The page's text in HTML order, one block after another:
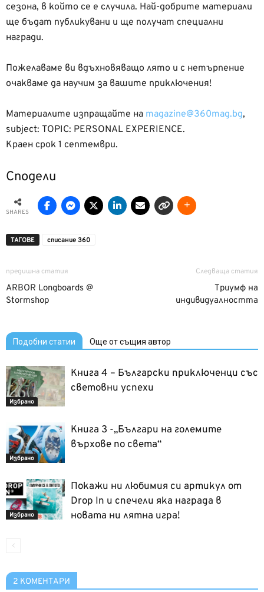
сезона, в който се е случила. Най-добрите материали
ще бъдат публикувани и ще получат специални
награди.
Пожелаваме ви вдъхновяващо лято и с нетърпение
очакваме да научим за вашите приключения!
Материалите изпращайте на magazine@360mag.bg,
subject: TOPIC: PERSONAL EXPERIENCE.
Краен срок 1 септември.
Сподели
SHARES
ТАГОВЕ списание 360
предишна статия
ARBOR Longboards @
Stormshop
Следваща статия
Триумф на
индивидуалността
Подобни статии Още от същия автор
Избрано
Книга 4 – Български приключенци със
световни успехи
Избрано
Книга 3 -„Българи на големите
върхове по света“
Избрано
Покажи ни любимия си артикул oт
Drop In и спечели яка награда в
новата ни лятна игра!
2 КОМЕНТАРИ